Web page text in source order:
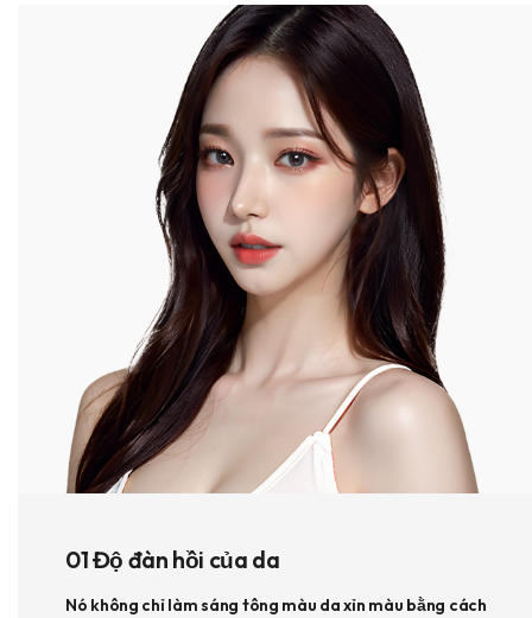
01 Độ đàn hồi của da
Nó không chỉ làm sáng tông màu da xỉn màu bằng cách